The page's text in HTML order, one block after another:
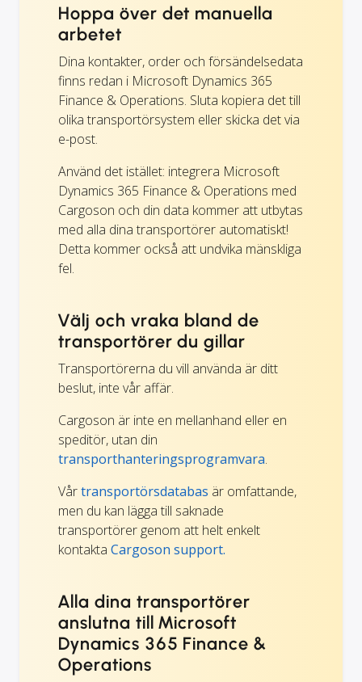
Hoppa över det manuella
arbetet
Dina kontakter, order och försändelsedata
finns redan i Microsoft Dynamics 365
Finance & Operations. Sluta kopiera det till
olika transportörsystem eller skicka det via
e-post.
Använd det istället: integrera Microsoft
Dynamics 365 Finance & Operations med
Cargoson och din data kommer att utbytas
med alla dina transportörer automatiskt!
Detta kommer också att undvika mänskliga
fel.
Välj och vraka bland de
transportörer du gillar
Transportörerna du vill använda är ditt
beslut, inte vår affär.
Cargoson är inte en mellanhand eller en
speditör, utan din
transporthanteringsprogramvara.
Vårtransportörsdatabas är omfattande,
men du kan lägga till saknade
transportörer genom att helt enkelt
kontakta Cargoson support.
Alla dina transportörer
anslutna till Microsoft
Dynamics 365 Finance &
Operations